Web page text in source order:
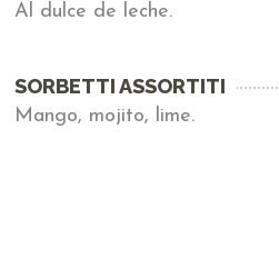
Al dulce de leche.
SORBETTI ASSORTITI
Mango, mojito, lime.